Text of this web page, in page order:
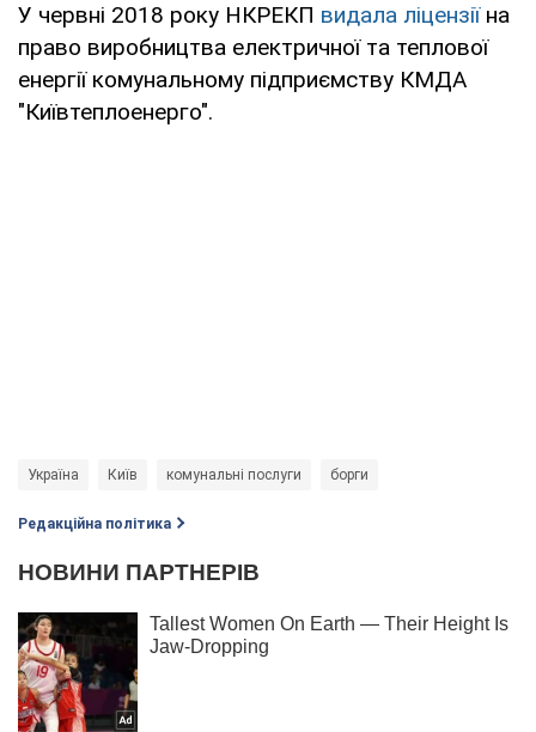
У червні 2018 року НКРЕКП видала ліцензіїна
право виробництва електричної та теплової
енергії комунальному підприємству КМДА
"Київтеплоенерго".
Україна Київ комунальні послуги борги
Редакційна політика